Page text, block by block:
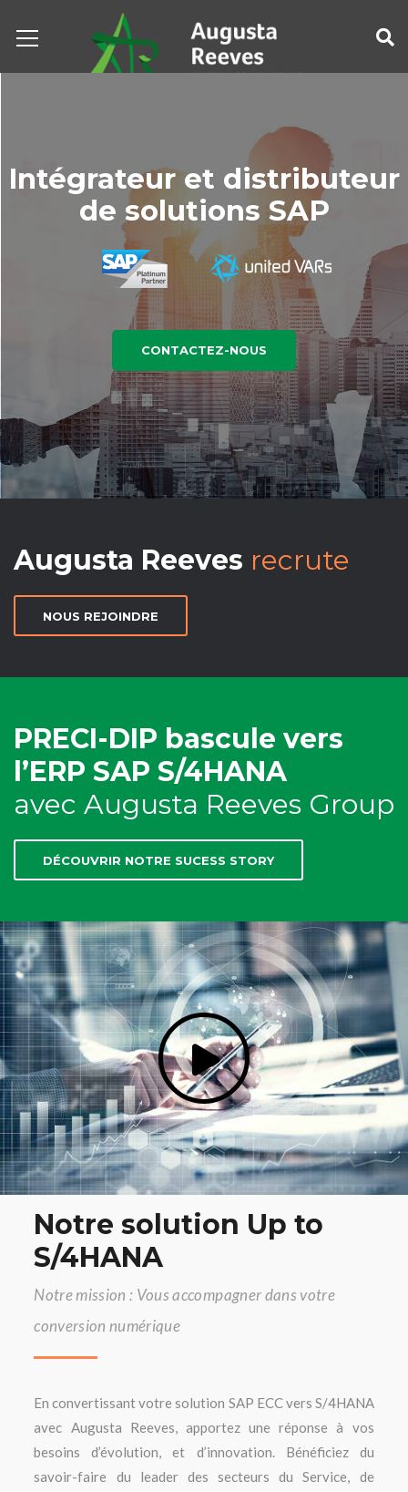
Intégrateur et distributeur
de solutions SAP
CONTACTEZ-NOUS
Augusta Reeves recrute
NOUS REJOINDRE
PRECI-DIP bascule vers
l’ERP SAP ­S/4HANA
avec Augusta Reeves Group
DÉCOUVRIR NOTRE SUCESS STORY
Notre solution Up to
S/4HANA
Notre mission : Vous accompagner dans votre
conversion numérique
En convertissant votre solution SAP ECC vers S/4HANA
avec Augusta Reeves, apportez une réponse à vos
besoins d’évolution, et d’innovation. Bénéficiez du
savoir-faire du leader des secteurs du Service, de